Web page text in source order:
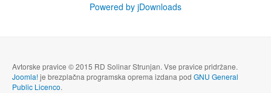
Powered by jDownloads
Avtorske pravice © 2015 RD Solinar Strunjan. Vse pravice pridržane.
Joomla!je brezplačna programska oprema izdana pod GNU General
Public Licenco.